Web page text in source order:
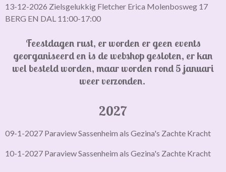
13-12-2026 Zielsgelukkig Fletcher Erica Molenbosweg 17
BERG EN DAL 11:00-17:00
Feestdagen rust, er worden er geen events
georganiseerd en is de webshop gesloten, er kan
wel besteld worden, maar worden rond 5 januari
weer verzonden.
2027
09-1-2027 Paraview Sassenheim als Gezina's Zachte Kracht
10-1-2027 Paraview Sassenheim als Gezina's Zachte Kracht